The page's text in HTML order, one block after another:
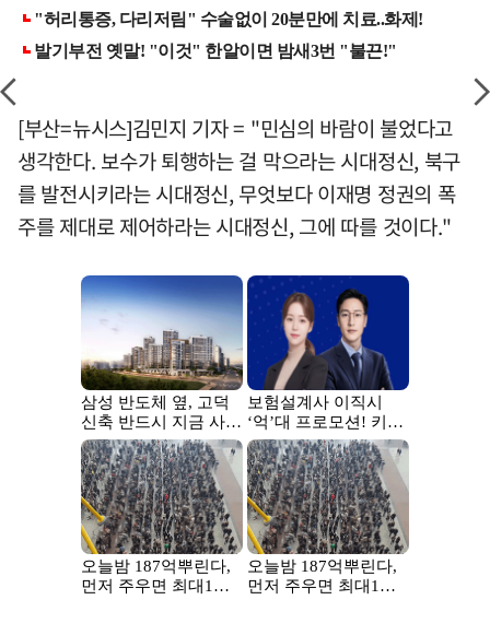
[부산=뉴시스]김민지 기자 = "민심의 바람이 불었다고
생각한다. 보수가 퇴행하는 걸 막으라는 시대정신, 북구
를 발전시키라는 시대정신, 무엇보다 이재명 정권의 폭
주를 제대로 제어하라는 시대정신, 그에 따를 것이다."